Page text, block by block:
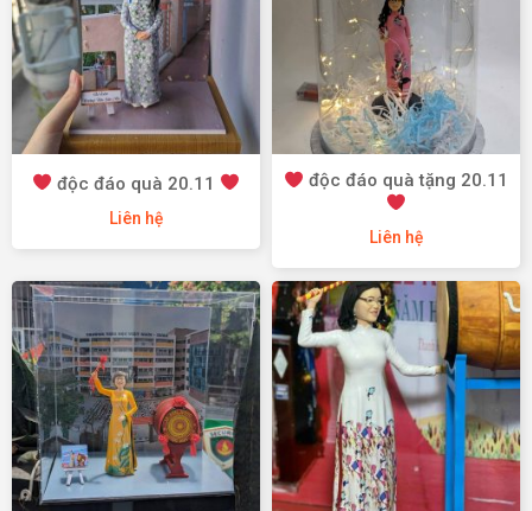
độc đáo quà 20.11
Liên hệ
độc đáo quà tặng 20.11
Liên hệ